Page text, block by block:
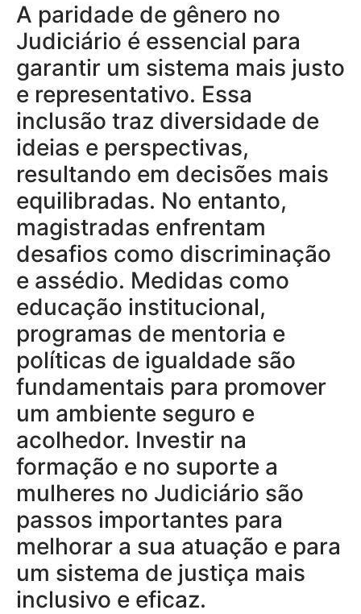
A paridade de gênero no
Judiciário é essencial para
garantir um sistema mais justo
e representativo. Essa
inclusão traz diversidade de
ideias e perspectivas,
resultando em decisões mais
equilibradas. No entanto,
magistradas enfrentam
desafios como discriminação
e assédio. Medidas como
educação institucional,
programas de mentoria e
políticas de igualdade são
fundamentais para promover
um ambiente seguro e
acolhedor. Investir na
formação e no suporte a
mulheres no Judiciário são
passos importantes para
melhorar a sua atuação e para
um sistema de justiça mais
inclusivo e eficaz.